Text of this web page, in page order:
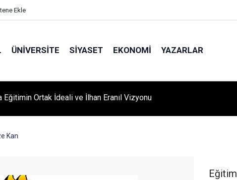
Ekle
ÜNIVERSITE SIYASET EKONOMI YAZARLAR
‘YAZA MERHABA’ COŞKUSU: Kursiyerler Gönüllerince Eğlendi!
Kan
Eğitim